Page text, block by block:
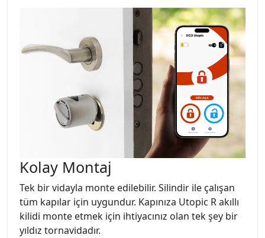
Kolay Montaj
Tek bir vidayla monte edilebilir. Silindir ile çalışan
tüm kapılar için uygundur. Kapınıza Utopic R akıllı
kilidi monte etmek için ihtiyacınız olan tek şey bir
yıldız tornavidadır.